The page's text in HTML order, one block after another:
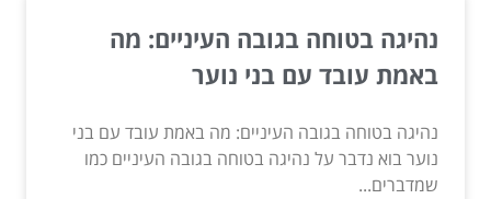
נהיגה בטוחה בגובה העיניים: מה
באמת עובד עם בני נוער
נהיגה בטוחה בגובה העיניים: מה באמת עובד עם בני
נוער בוא נדבר על נהיגה בטוחה בגובה העיניים כמו
שמדברים...